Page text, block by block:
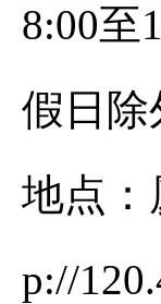
8:00至
假日除
地点：
p://